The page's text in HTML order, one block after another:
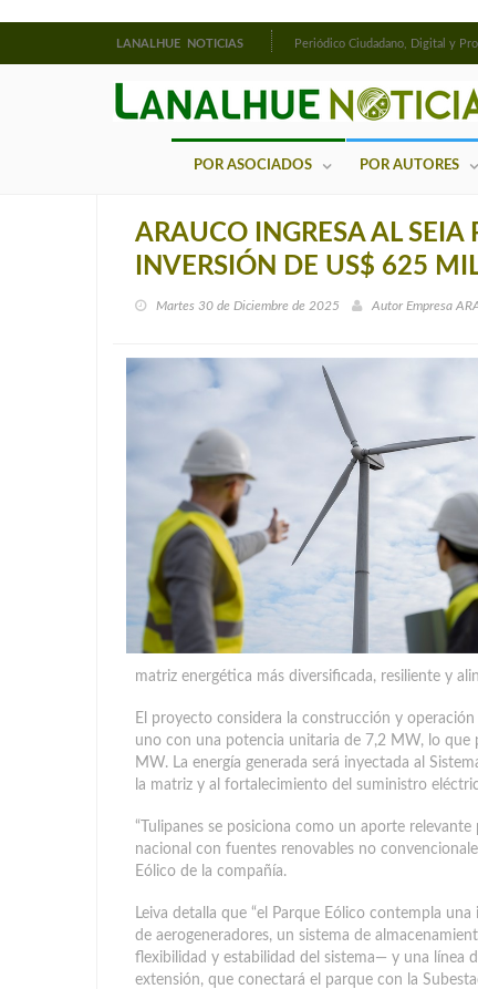
LANALHUE NOTICIAS Periódico Ciudadano, Digital y
POR ASOCIADOS POR AUTORES
ARAUCO INGRESA AL
INVERSIÓN DE US$ 625
Martes 30 de Diciembre de 2025 Autor Empresa
matriz energética más diversificada, resiliente y
El proyecto considera la construcción y
uno con una potencia unitaria de 7,2 MW, lo que
MW. La energía generada será inyectada al
la matriz y al fortalecimiento del suministro
“Tulipanes se posiciona como un aporte
nacional con fuentes renovables no
Eólico de la compañía.
Leiva detalla que “el Parque Eólico contempla
de aerogeneradores, un sistema de
flexibilidad y estabilidad del sistema— y una línea
extensión, que conectará el parque con la